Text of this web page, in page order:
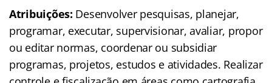
Atribuições: Desenvolver pesquisas, planejar,
programar, executar, supervisionar, avaliar, propor
ou editar normas, coordenar ou subsidiar
programas, projetos, estudos e atividades. Realizar